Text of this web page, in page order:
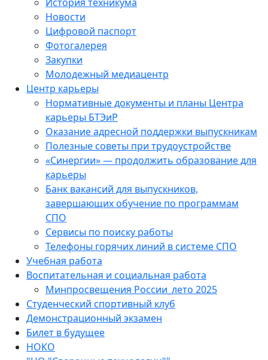
Новости
Цифровой паспорт
Фотогалерея
Закупки
Молодежный медиацентр
Центр карьеры
Нормативные документы и планы Центра
карьеры БТЭиР
Оказание адресной поддержки выпускникам
Полезные советы при трудоустройстве
«Синергии» — продолжить образование для
карьеры
Банк вакансий для выпускников,
завершающих обучение по программам
СПО
Сервисы по поиску работы
Телефоны горячих линий в системе СПО
Учебная работа
Воспитательная и социальная работа
Минпросвещения России_лето 2025
Студенческий спортивный клуб
Демонстрационный экзамен
Билет в будущее
НОКО